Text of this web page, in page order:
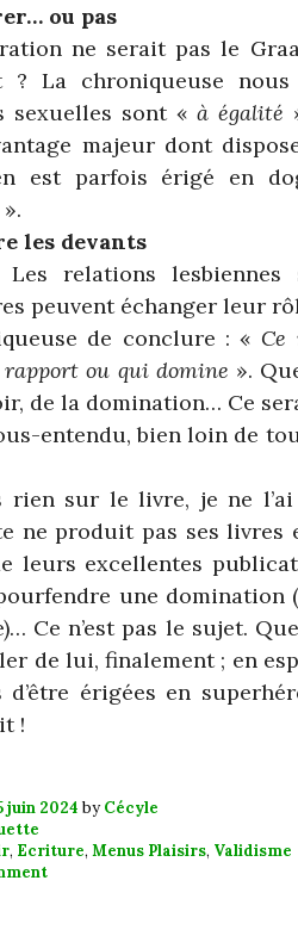
ou pas
ne serait pas le
? La chroniqueuse
sexuelles sont «à égalité
majeur dont
est parfois érigé en
».
les devants
Les relations
peuvent échanger leur
de conclure : « Ce
rapport ou qui domine ».
de la domination… Ce
entendu, bien loin de
rien sur le livre, je ne
ne produit pas ses livres
leurs excellentes
une domination
Ce n’est pas le sujet.
de lui, finalement ; en
d’être érigées en
!
juin 2024 byCécyle
, Ecriture, Menus Plaisirs, Validisme